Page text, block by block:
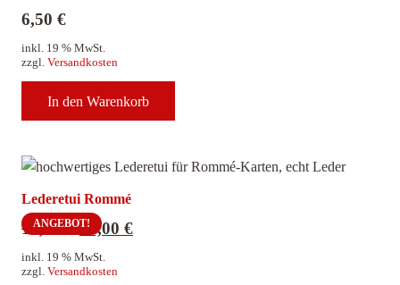
6,50 €
inkl. 19 % MwSt.
zzgl. Versandkosten
In den Warenkorb
ANGEBOT!
Lederetui Rommé
19,90€Ursprünglicher
Preis
war:
18,00 €Aktueller
inkl. 19 % MwSt.
zzgl. Versandkosten